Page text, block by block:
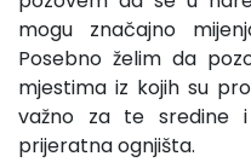
mogu značajno
Posebno želim da
mjestima iz kojih su
važno za te sredine
prijeratna ognjišta.